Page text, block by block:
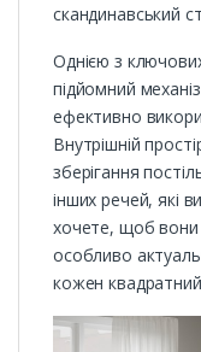
скандинавський
Однією з
підйомний
ефективно
Внутрішній
зберігання
інших речей, які
хочете, щоб вони
особливо
кожен